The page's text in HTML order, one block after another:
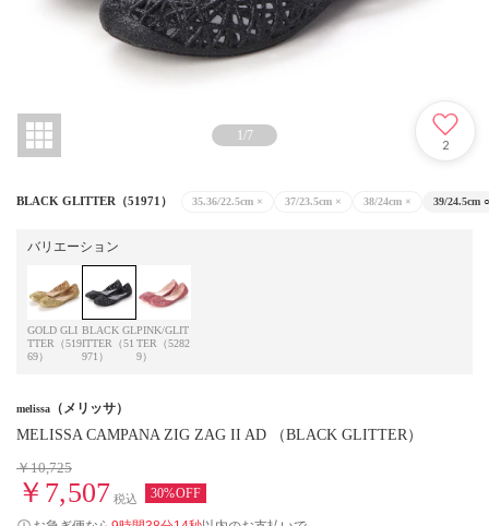
1/7
2
BLACK GLITTER（51971） 35.36/22.5cm × 37/23.5cm × 38/24cm × 39/24.5cm ○
バリエーション
GOLD GLI
TTER（519
69）
BLACK GL
ITTER（51
971）
PINK/GLIT
TER（5282
9）
melissa （メリッサ）
MELISSA CAMPANA ZIG ZAG II AD （BLACK GLITTER）
￥10,725
￥7,507 税込 30%OFF